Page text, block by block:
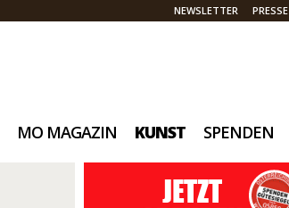
NEWSLETTER PRESSE
MO MAGAZIN KUNST SPENDEN